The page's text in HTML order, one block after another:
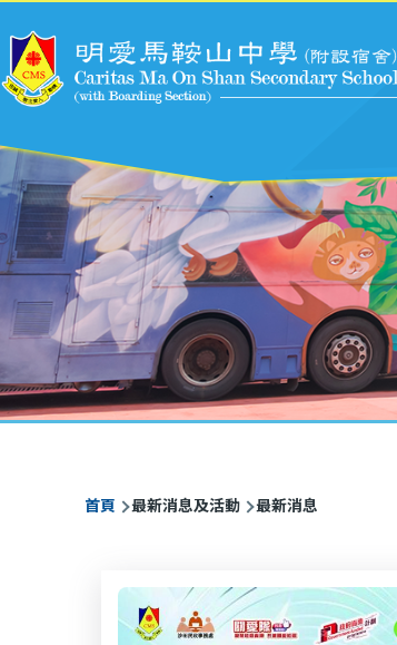
導
航
連
結
首頁 最新消息及活動 最新消息